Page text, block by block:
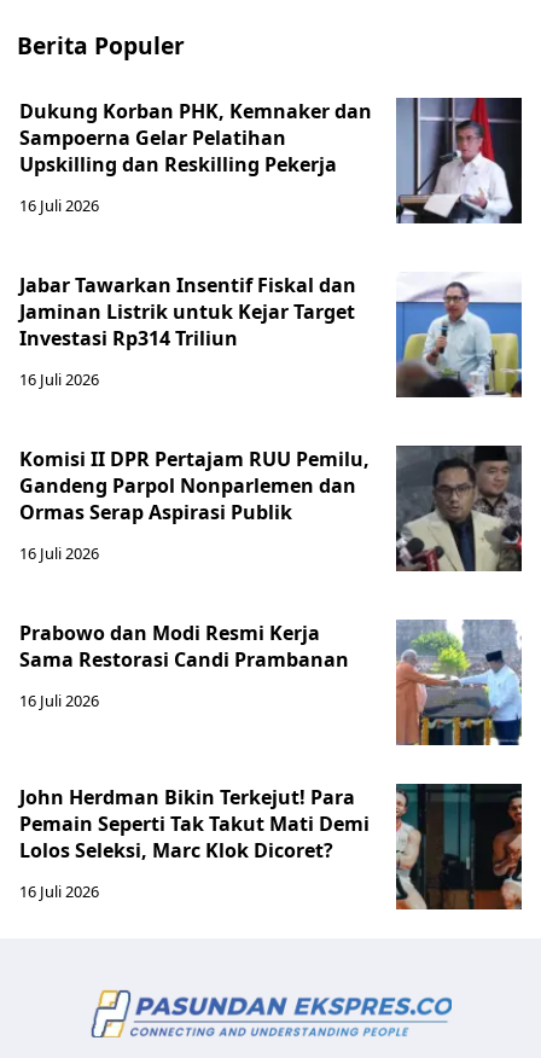
Berita Populer
Dukung Korban PHK, Kemnaker dan
Sampoerna Gelar Pelatihan
Upskilling dan Reskilling Pekerja
16 Juli 2026
Jabar Tawarkan Insentif Fiskal dan
Jaminan Listrik untuk Kejar Target
Investasi Rp314 Triliun
16 Juli 2026
Komisi II DPR Pertajam RUU Pemilu,
Gandeng Parpol Nonparlemen dan
Ormas Serap Aspirasi Publik
16 Juli 2026
Prabowo dan Modi Resmi Kerja
Sama Restorasi Candi Prambanan
16 Juli 2026
John Herdman Bikin Terkejut! Para
Pemain Seperti Tak Takut Mati Demi
Lolos Seleksi, Marc Klok Dicoret?
16 Juli 2026